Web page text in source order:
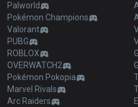
Palworld
Pokémon Champions
Valorant
PUBG
ROBLOX
OVERWATCH2
Pokémon Pokopia
Marvel Rivals
Arc Raiders